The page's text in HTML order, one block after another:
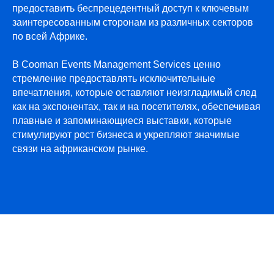
предоставить беспрецедентный доступ к ключевым
заинтересованным сторонам из различных секторов
по всей Африке.
В Cooman Events Management Services ценно
стремление предоставлять исключительные
впечатления, которые оставляют неизгладимый след
как на экспонентах, так и на посетителях, обеспечивая
плавные и запоминающиеся выставки, которые
стимулируют рост бизнеса и укрепляют значимые
связи на африканском рынке.